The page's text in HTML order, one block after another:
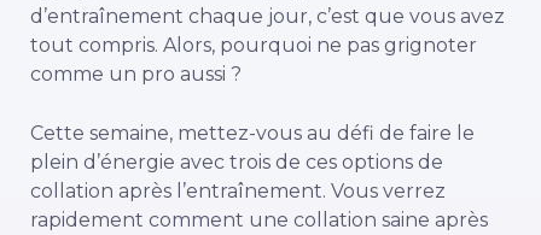
d’entraînement chaque jour, c’est que vous avez
tout compris. Alors, pourquoi ne pas grignoter
comme un pro aussi ?
Cette semaine, mettez-vous au défi de faire le
plein d’énergie avec trois de ces options de
collation après l’entraînement. Vous verrez
rapidement comment une collation saine après